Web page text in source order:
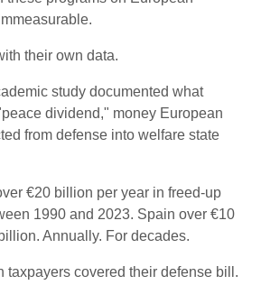
their own data.
study documented what
dividend," money European
from defense into welfare state
€20 billion per year in freed-up
1990 and 2023. Spain over €10
Annually. For decades.
taxpayers covered their defense bill.